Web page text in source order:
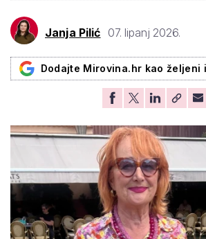
Janja Pilić 07. lipanj 2026.
Dodajte Mirovina.hr kao željeni